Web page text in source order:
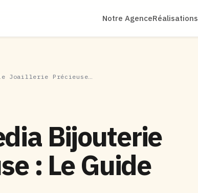
Notre AgenceRéalisations
Joaillerie Précieuse…
Bijouterie
: Le Guide